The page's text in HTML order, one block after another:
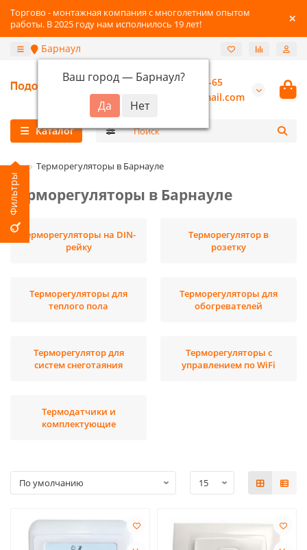
Торгово - монтажная компания с многолетним опытом
работы. В 2025 году нам исполнилось 19 лет!
Барнаул
Ваш город — Барнаул?
+7-3852-22-41-65
burannsk@gmail.com
Каталог
Терморегуляторы в Барнауле
Терморегуляторы в Барнауле
Терморегуляторы на DIN-
рейку
Терморегулятор в
розетку
Терморегуляторы для
теплого пола
Терморегуляторы для
обогревателей
Терморегулятор для
систем снеготаяния
Терморегуляторы с
управлением по WiFi
Термодатчики и
комплектующие